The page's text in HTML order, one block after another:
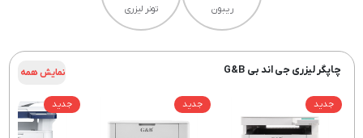
ریبون تونر لیزری
چاپگر لیزری جی اند بی G&B نمایش همه
جدید جدید جدید